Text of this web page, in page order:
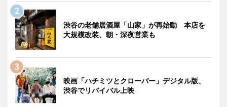
渋谷の老舗居酒屋「山家」が再始動 本店を
大規模改装、朝・深夜営業も
映画「ハチミツとクローバー」デジタル版、
渋谷でリバイバル上映